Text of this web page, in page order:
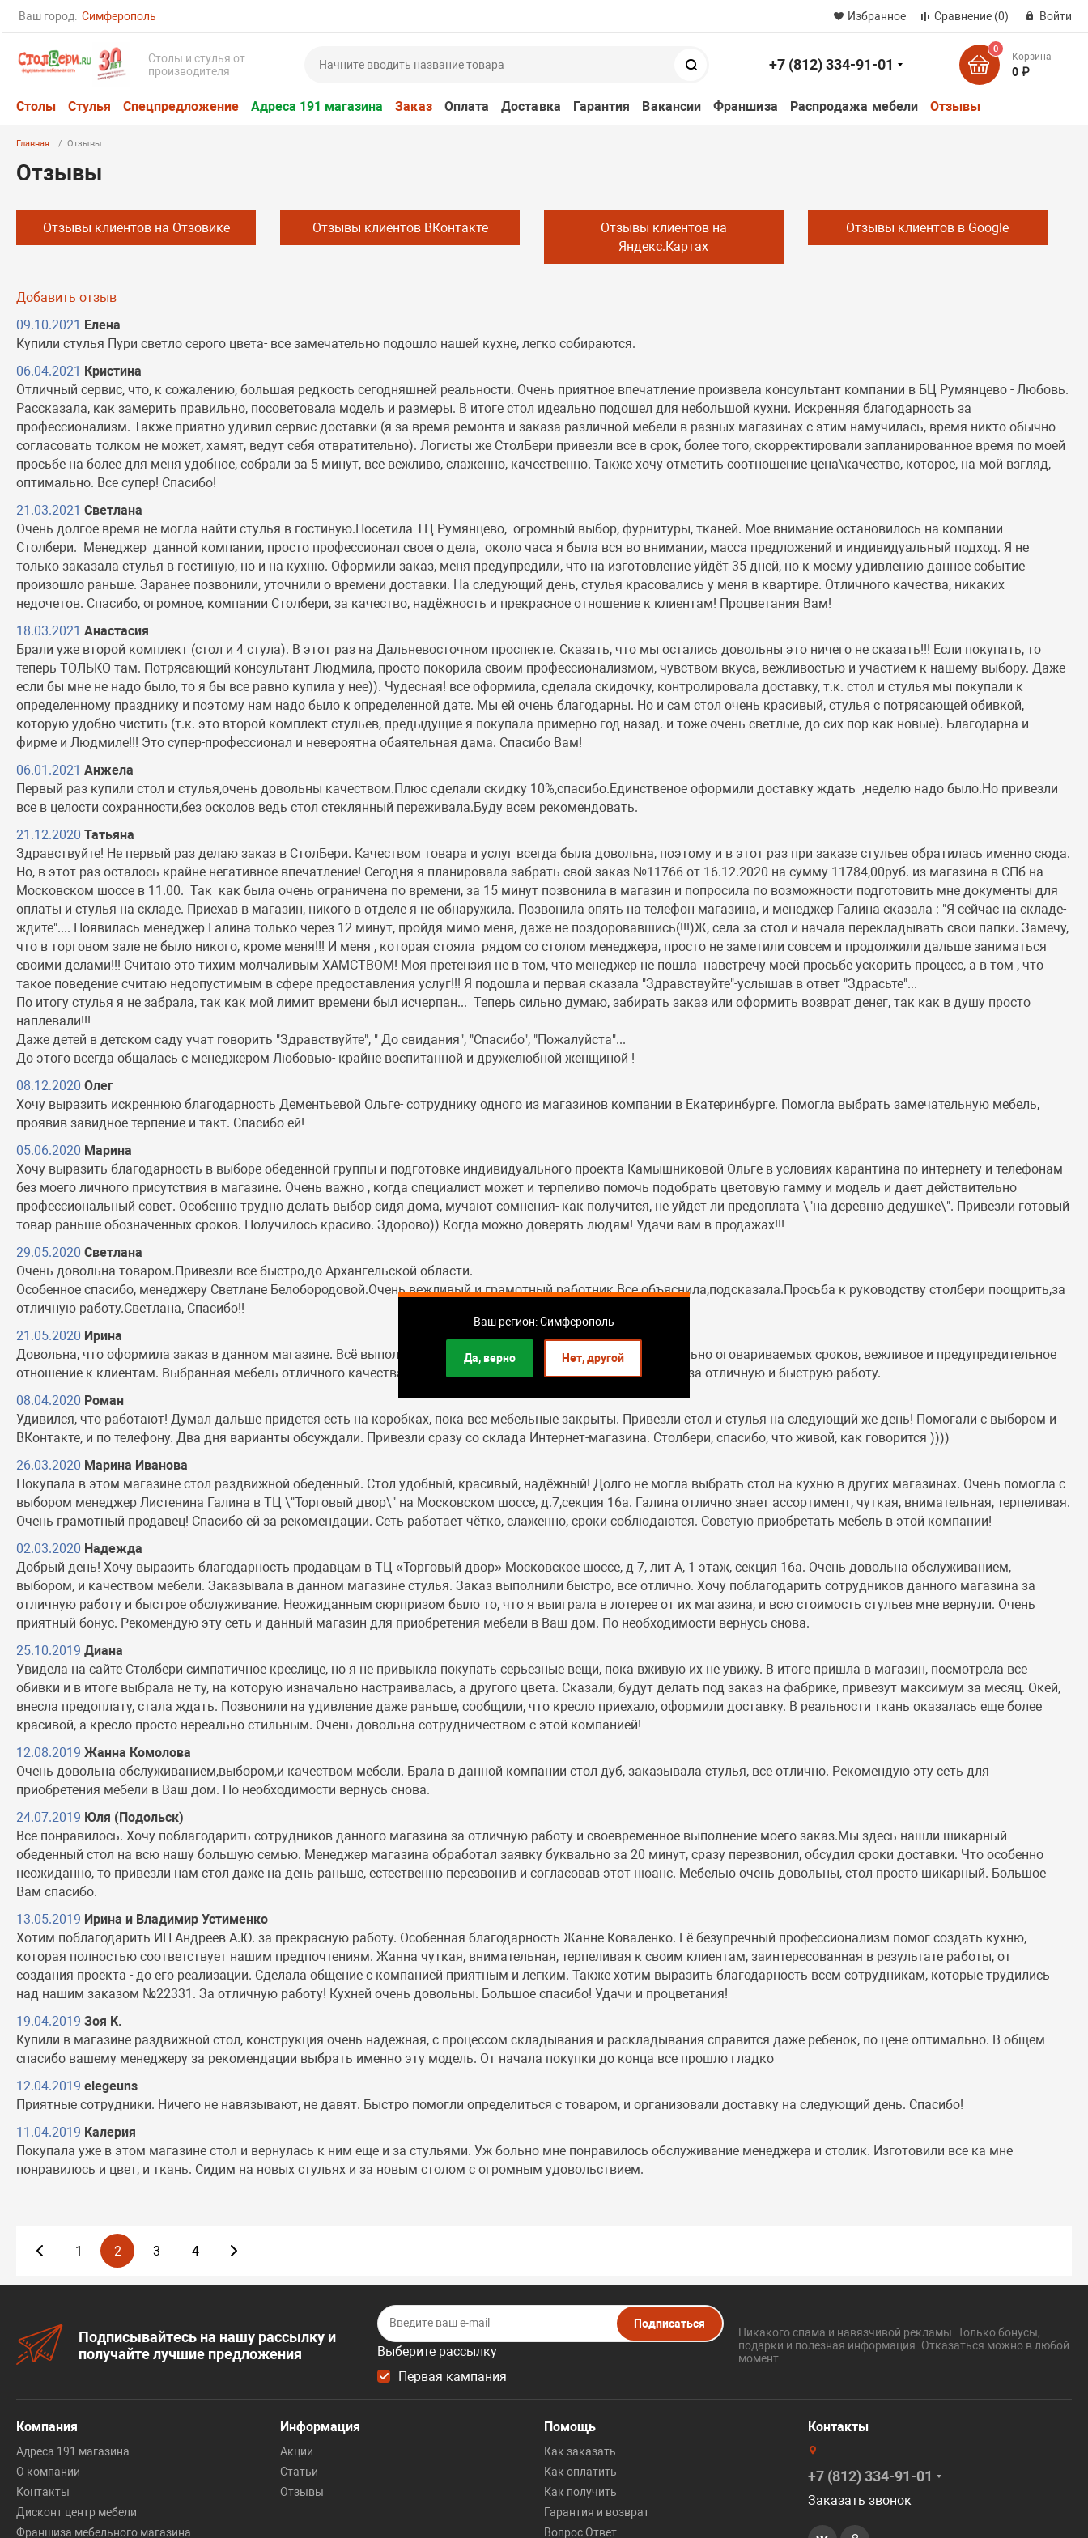
Ваш город: Симферополь
Ваш регион: Симферополь
Да, верно Нет, другой
Избранное Сравнение (0) Войти
Столы и стулья от
производителя
+7 (812) 334-91-01
0
Корзина
0 ₽
Столы Стулья Спецпредложение Адреса 191 магазина Заказ Оплата Доставка Гарантия Вакансии Франшиза Распродажа мебели Отзывы
Главная Отзывы
Отзывы
Отзывы клиентов на Отзовике Отзывы клиентов ВКонтакте
Отзывы клиентов на
Яндекс.Картах
Отзывы клиентов в Google
Добавить отзыв
09.10.2021 Елена
Купили стулья Пури светло серого цвета- все замечательно подошло нашей кухне, легко собираются.
06.04.2021 Кристина
Отличный сервис, что, к сожалению, большая редкость сегодняшней реальности. Очень приятное впечатление произвела консультант компании в БЦ Румянцево - Любовь.
Рассказала, как замерить правильно, посоветовала модель и размеры. В итоге стол идеально подошел для небольшой кухни. Искренняя благодарность за
профессионализм. Также приятно удивил сервис доставки (я за время ремонта и заказа различной мебели в разных магазинах с этим намучилась, время никто обычно
согласовать толком не может, хамят, ведут себя отвратительно). Логисты же СтолБери привезли все в срок, более того, скорректировали запланированное время по моей
просьбе на более для меня удобное, собрали за 5 минут, все вежливо, слаженно, качественно. Также хочу отметить соотношение цена\качество, которое, на мой взгляд,
оптимально. Все супер! Спасибо!
21.03.2021 Светлана
Очень долгое время не могла найти стулья в гостиную.Посетила ТЦ Румянцево, огромный выбор, фурнитуры, тканей. Мое внимание остановилось на компании
Столбери. Менеджер данной компании, просто профессионал своего дела, около часа я была вся во внимании, масса предложений и индивидуальный подход. Я не
только заказала стулья в гостиную, но и на кухню. Оформили заказ, меня предупредили, что на изготовление уйдёт 35 дней, но к моему удивлению данное событие
произошло раньше. Заранее позвонили, уточнили о времени доставки. На следующий день, стулья красовались у меня в квартире. Отличного качества, никаких
недочетов. Спасибо, огромное, компании Столбери, за качество, надёжность и прекрасное отношение к клиентам! Процветания Вам!
18.03.2021 Анастасия
Брали уже второй комплект (стол и 4 стула). В этот раз на Дальневосточном проспекте. Сказать, что мы остались довольны это ничего не сказать!!! Если покупать, то
теперь ТОЛЬКО там. Потрясающий консультант Людмила, просто покорила своим профессионализмом, чувством вкуса, вежливостью и участием к нашему выбору. Даже
если бы мне не надо было, то я бы все равно купила у нее)). Чудесная! все оформила, сделала скидочку, контролировала доставку, т.к. стол и стулья мы покупали к
определенному празднику и поэтому нам надо было к определенной дате. Мы ей очень благодарны. Но и сам стол очень красивый, стулья с потрясающей обивкой,
которую удобно чистить (т.к. это второй комплект стульев, предыдущие я покупала примерно год назад. и тоже очень светлые, до сих пор как новые). Благодарна и
фирме и Людмиле!!! Это супер-профессионал и невероятна обаятельная дама. Спасибо Вам!
06.01.2021 Анжела
Первый раз купили стол и стулья,очень довольны качеством.Плюс сделали скидку 10%,спасибо.Единственое оформили доставку ждать ,неделю надо было.Но привезли
все в целости сохранности,без осколов ведь стол стеклянный переживала.Буду всем рекомендовать.
21.12.2020 Татьяна
Здравствуйте! Не первый раз делаю заказ в СтолБери. Качеством товара и услуг всегда была довольна, поэтому и в этот раз при заказе стульев обратилась именно сюда.
Но, в этот раз осталось крайне негативное впечатление! Сегодня я планировала забрать свой заказ №11766 от 16.12.2020 на сумму 11784,00руб. из магазина в СПб на
Московском шоссе в 11.00. Так как была очень ограничена по времени, за 15 минут позвонила в магазин и попросила по возможности подготовить мне документы для
оплаты и стулья на складе. Приехав в магазин, никого в отделе я не обнаружила. Позвонила опять на телефон магазина, и менеджер Галина сказала : "Я сейчас на складе-
ждите".... Появилась менеджер Галина только через 12 минут, пройдя мимо меня, даже не поздоровавшись(!!!)Ж, села за стол и начала перекладывать свои папки. Замечу,
что в торговом зале не было никого, кроме меня!!! И меня , которая стояла рядом со столом менеджера, просто не заметили совсем и продолжили дальше заниматься
своими делами!!! Считаю это тихим молчаливым ХАМСТВОМ! Моя претензия не в том, что менеджер не пошла навстречу моей просьбе ускорить процесс, а в том , что
такое поведение считаю недопустимым в сфере предоставления услуг!!! Я подошла и первая сказала "Здравствуйте"-услышав в ответ "Здрасьте"...
По итогу стулья я не забрала, так как мой лимит времени был исчерпан... Теперь сильно думаю, забирать заказ или оформить возврат денег, так как в душу просто
наплевали!!!
Даже детей в детском саду учат говорить "Здравствуйте", " До свидания", "Спасибо", "Пожалуйста"...
До этого всегда общалась с менеджером Любовью- крайне воспитанной и дружелюбной женщиной !
08.12.2020 Олег
Хочу выразить искреннюю благодарность Дементьевой Ольге- сотруднику одного из магазинов компании в Екатеринбурге. Помогла выбрать замечательную мебель,
проявив завидное терпение и такт. Спасибо ей!
05.06.2020 Марина
Хочу выразить благодарность в выборе обеденной группы и подготовке индивидуального проекта Камышниковой Ольге в условиях карантина по интернету и телефонам
без моего личного присутствия в магазине. Очень важно , когда специалист может и терпеливо помочь подобрать цветовую гамму и модель и дает действительно
профессиональный совет. Особенно трудно делать выбор сидя дома, мучают сомнения- как получится, не уйдет ли предоплата \"на деревню дедушке\". Привезли готовый
товар раньше обозначенных сроков. Получилось красиво. Здорово)) Когда можно доверять людям! Удачи вам в продажах!!!
29.05.2020 Светлана
Очень довольна товаром.Привезли все быстро,до Архангельской области.
Особенное спасибо, менеджеру Светлане Белобородовой.Очень вежливый и грамотный работник.Все объяснила,подсказала.Просьба к руководству столбери поощрить,за
отличную работу.Светлана, Спасибо!!
21.05.2020 Ирина
Довольна, что оформила заказ в данном магазине. Всё выполнено чётко,доставка даже раньше предварительно оговариваемых сроков, вежливое и предупредительное
отношение к клиентам. Выбранная мебель отличного качества,удобная и красивая. Благодарю сотрудников за отличную и быструю работу.
08.04.2020 Роман
Удивился, что работают! Думал дальше придется есть на коробках, пока все мебельные закрыты. Привезли стол и стулья на следующий же день! Помогали с выбором и
ВКонтакте, и по телефону. Два дня варианты обсуждали. Привезли сразу со склада Интернет-магазина. Столбери, спасибо, что живой, как говорится ))))
26.03.2020 Марина Иванова
Покупала в этом магазине стол раздвижной обеденный. Стол удобный, красивый, надёжный! Долго не могла выбрать стол на кухню в других магазинах. Очень помогла с
выбором менеджер Листенина Галина в ТЦ \"Торговый двор\" на Московском шоссе, д.7,секция 16а. Галина отлично знает ассортимент, чуткая, внимательная, терпеливая.
Очень грамотный продавец! Спасибо ей за рекомендации. Сеть работает чётко, слаженно, сроки соблюдаются. Советую приобретать мебель в этой компании!
02.03.2020 Надежда
Добрый день! Хочу выразить благодарность продавцам в ТЦ «Торговый двор» Московское шоссе, д 7, лит А, 1 этаж, секция 16а. Очень довольна обслуживанием,
выбором, и качеством мебели. Заказывала в данном магазине стулья. Заказ выполнили быстро, все отлично. Хочу поблагодарить сотрудников данного магазина за
отличную работу и быстрое обслуживание. Неожиданным сюрпризом было то, что я выиграла в лотерее от их магазина, и всю стоимость стульев мне вернули. Очень
приятный бонус. Рекомендую эту сеть и данный магазин для приобретения мебели в Ваш дом. По необходимости вернусь снова.
25.10.2019 Диана
Увидела на сайте Столбери симпатичное креслице, но я не привыкла покупать серьезные вещи, пока вживую их не увижу. В итоге пришла в магазин, посмотрела все
обивки и в итоге выбрала не ту, на которую изначально настраивалась, а другого цвета. Сказали, будут делать под заказ на фабрике, привезут максимум за месяц. Окей,
внесла предоплату, стала ждать. Позвонили на удивление даже раньше, сообщили, что кресло приехало, оформили доставку. В реальности ткань оказалась еще более
красивой, а кресло просто нереально стильным. Очень довольна сотрудничеством с этой компанией!
12.08.2019 Жанна Комолова
Очень довольна обслуживанием,выбором,и качеством мебели. Брала в данной компании стол дуб, заказывала стулья, все отлично. Рекомендую эту сеть для
приобретения мебели в Ваш дом. По необходимости вернусь снова.
24.07.2019 Юля (Подольск)
Все понравилось. Хочу поблагодарить сотрудников данного магазина за отличную работу и своевременное выполнение моего заказ.Мы здесь нашли шикарный
обеденный стол на всю нашу большую семью. Менеджер магазина обработал заявку буквально за 20 минут, сразу перезвонил, обсудил сроки доставки. Что особенно
неожиданно, то привезли нам стол даже на день раньше, естественно перезвонив и согласовав этот нюанс. Мебелью очень довольны, стол просто шикарный. Большое
Вам спасибо.
13.05.2019 Ирина и Владимир Устименко
Хотим поблагодарить ИП Андреев А.Ю. за прекрасную работу. Особенная благодарность Жанне Коваленко. Её безупречный профессионализм помог создать кухню,
которая полностью соответствует нашим предпочтениям. Жанна чуткая, внимательная, терпеливая к своим клиентам, заинтересованная в результате работы, от
создания проекта - до его реализации. Сделала общение с компанией приятным и легким. Также хотим выразить благодарность всем сотрудникам, которые трудились
над нашим заказом №22331. За отличную работу! Кухней очень довольны. Большое спасибо! Удачи и процветания!
19.04.2019 Зоя К.
Купили в магазине раздвижной стол, конструкция очень надежная, с процессом складывания и раскладывания справится даже ребенок, по цене оптимально. В общем
спасибо вашему менеджеру за рекомендации выбрать именно эту модель. От начала покупки до конца все прошло гладко
12.04.2019 elegeuns
Приятные сотрудники. Ничего не навязывают, не давят. Быстро помогли определиться с товаром, и организовали доставку на следующий день. Спасибо!
11.04.2019 Калерия
Покупала уже в этом магазине стол и вернулась к ним еще и за стульями. Уж больно мне понравилось обслуживание менеджера и столик. Изготовили все ка мне
понравилось и цвет, и ткань. Сидим на новых стульях и за новым столом с огромным удовольствием.
1 2 3 4
Подписывайтесь на нашу рассылку и
получайте лучшие предложения
Выберите рассылку
Первая кампания
Подписаться
Никакого спама и навязчивой рекламы. Только бонусы,
подарки и полезная информация. Отказаться можно в любой
момент
Компания
Адреса 191 магазина
О компании
Контакты
Дисконт центр мебели
Франшиза мебельного магазина
Информация
Акции
Статьи
Отзывы
Помощь
Как заказать
Как оплатить
Как получить
Гарантия и возврат
Вопрос Ответ
Контакты
+7 (812) 334-91-01
Заказать звонок